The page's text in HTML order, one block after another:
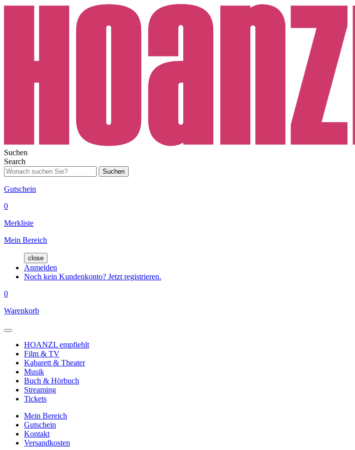
Suchen
Search
Suchen
Gutschein
0
Merkliste
Mein Bereich
close
Anmelden
Noch kein Kundenkonto? Jetzt registrieren.
0
Warenkorb
HOANZL empfiehlt
Film & TV
Kabarett & Theater
Musik
Buch & Hörbuch
Streaming
Tickets
Mein Bereich
Gutschein
Kontakt
Versandkosten